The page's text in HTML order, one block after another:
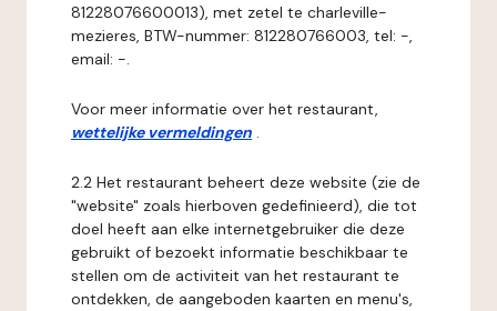
81228076600013), met zetel te charleville-
mezieres, BTW-nummer: 812280766003, tel: -,
email: -.
Voor meer informatie over het restaurant,
wettelijke vermeldingen .
2.2 Het restaurant beheert deze website (zie de
"website" zoals hierboven gedefinieerd), die tot
doel heeft aan elke internetgebruiker die deze
gebruikt of bezoekt informatie beschikbaar te
stellen om de activiteit van het restaurant te
ontdekken, de aangeboden kaarten en menu's,